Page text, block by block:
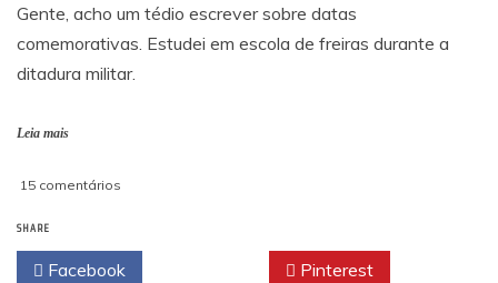
Gente, acho um tédio escrever sobre datas
comemorativas. Estudei em escola de freiras durante a
ditadura militar.
Leia mais
15 comentários
desnaturadas!
SHARE
Facebook Pinterest